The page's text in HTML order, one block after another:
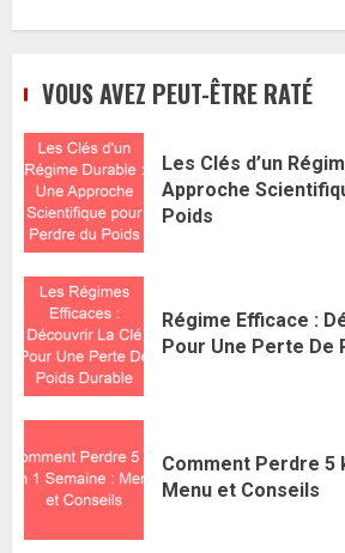
VOUS AVEZ PEUT-ÊTRE RATÉ
Les Clés d’un
Approche
Poids
Régime Efficace :
Pour Une Perte De
Comment Perdre 5
Menu et Conseils